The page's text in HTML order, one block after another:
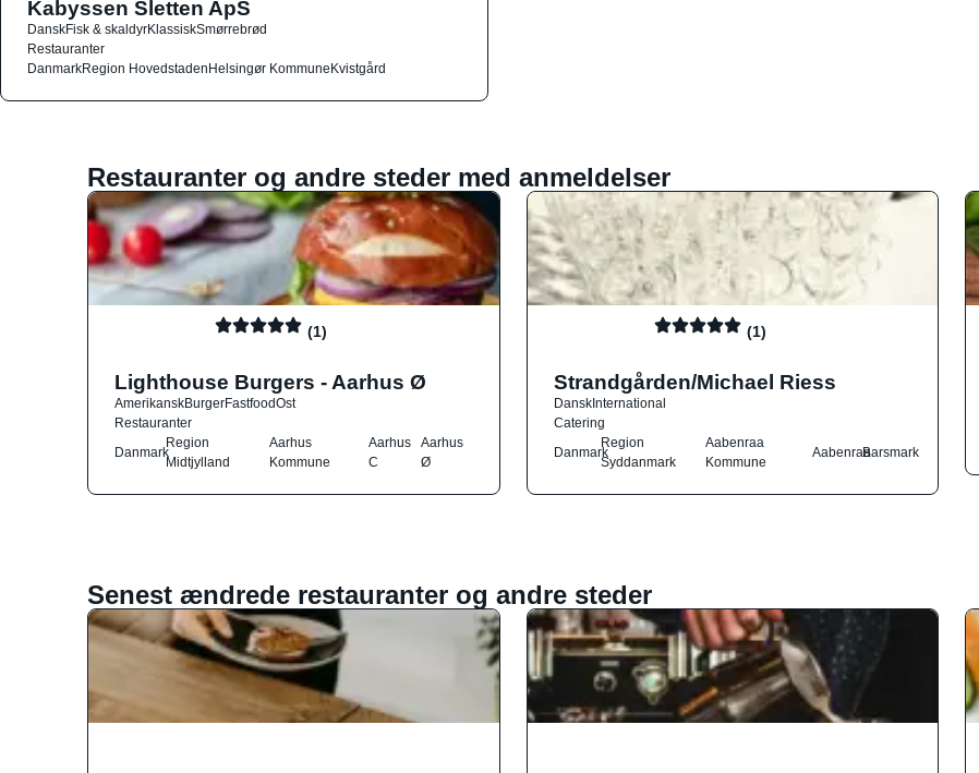
Kabyssen Sletten ApS
DanskFisk & skaldyrKlassiskSmørrebrød
Restauranter
DanmarkRegion HovedstadenHelsingør KommuneKvistgård
Restauranter og andre steder med anmeldelser
(1)
Lighthouse Burgers - Aarhus Ø
AmerikanskBurgerFastfoodOst
Restauranter
Danmark
Region
Midtjylland
Aarhus
Kommune
Aarhus
C
Aarhus
Ø
(1)
Strandgården/Michael Riess
DanskInternational
Catering
Danmark
Region
Syddanmark
Aabenraa
Kommune
AabenraaBarsmark
Senest ændrede restauranter og andre steder